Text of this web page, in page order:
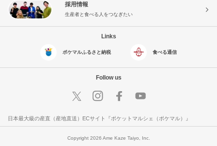
採用情報
生産者と食べる人をつなぎたい
Links
ポケマルふるさと納税 食べる通信
Follow us
日本最大級の産直（産地直送）ECサイト『ポケットマルシェ（ポケマル）』
Copyright 2026 Ame Kaze Taiyo, Inc.